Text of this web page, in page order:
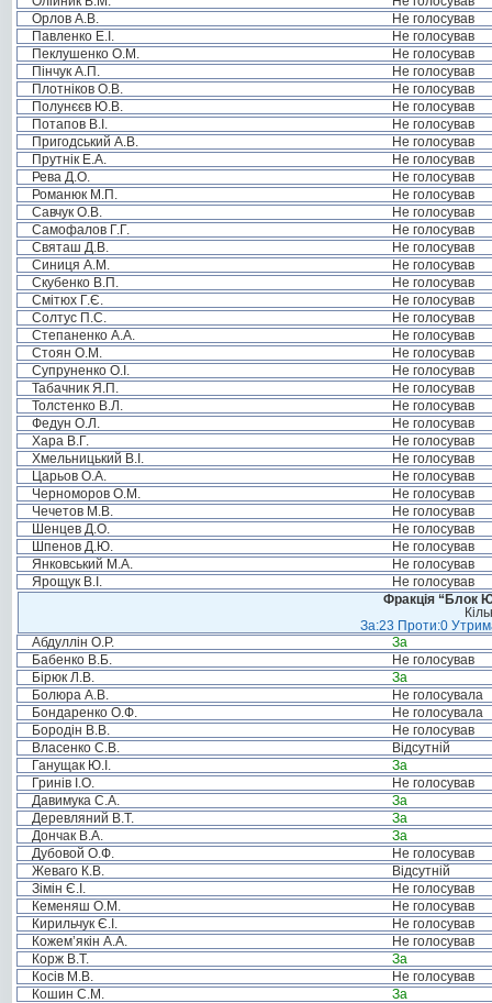
Орлов А.В.
Не голосував
Павленко Е.І.
Не голосував
Пеклушенко О.М.
Не голосував
Пінчук А.П.
Не голосував
Плотніков О.В.
Не голосував
Полунєєв Ю.В.
Не голосував
Потапов В.І.
Не голосував
Пригодський А.В.
Не голосував
Прутнік Е.А.
Не голосував
Рева Д.О.
Не голосував
Романюк М.П.
Не голосував
Савчук О.В.
Не голосував
Самофалов Г.Г.
Не голосував
Святаш Д.В.
Не голосував
Синиця А.М.
Не голосував
Скубенко В.П.
Не голосував
Смітюх Г.Є.
Не голосував
Солтус П.С.
Не голосував
Степаненко А.А.
Не голосував
Стоян О.М.
Не голосував
Супруненко О.І.
Не голосував
Табачник Я.П.
Не голосував
Толстенко В.Л.
Не голосував
Федун О.Л.
Не голосував
Хара В.Г.
Не голосував
Хмельницький В.І.
Не голосував
Царьов О.А.
Не голосував
Черноморов О.М.
Не голосував
Чечетов М.В.
Не голосував
Шенцев Д.О.
Не голосував
Шпенов Д.Ю.
Не голосував
Янковський М.А.
Не голосував
Ярощук В.І.
Не голосував
Фракція “Блок
За:23 Проти:0
Абдуллін О.Р.
За
Бабенко В.Б.
Не голосував
Бірюк Л.В.
За
Болюра А.В.
Не голосувала
Бондаренко О.Ф.
Не голосувала
Бородін В.В.
Не голосував
Власенко С.В.
Відсутній
Ганущак Ю.І.
За
Гринів І.О.
Не голосував
Давимука С.А.
За
Деревляний В.Т.
За
Дончак В.А.
За
Дубовой О.Ф.
Не голосував
Жеваго К.В.
Відсутній
Зімін Є.І.
Не голосував
Кеменяш О.М.
Не голосував
Кирильчук Є.І.
Не голосував
Кожем’якін А.А.
Не голосував
Корж В.Т.
За
Косів М.В.
Не голосував
Кошин С.М.
За